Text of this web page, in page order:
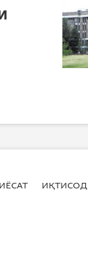
ИҚТИСОД